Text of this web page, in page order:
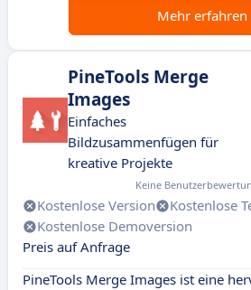
Mehr erfahren
PineTools Merge
Images
Einfaches
Bildzusammenfügen für
kreative Projekte
Keine
Kostenlose Version
Kostenlose
Kostenlose Demoversion
Preis auf Anfrage
PineTools Merge Images ist eine